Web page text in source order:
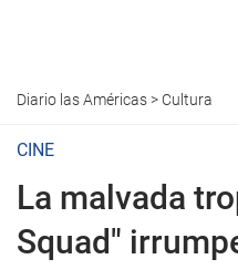
Diario las Américas> Cultura
CINE
La malvada
Squad"